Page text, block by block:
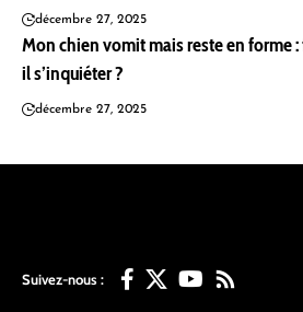
décembre 27, 2025
Mon chien vomit mais reste en forme
il s’inquiéter ?
décembre 27, 2025
Suivez-nous :